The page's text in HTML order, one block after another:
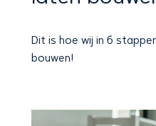
Dit is hoe wij in 6
bouwen!